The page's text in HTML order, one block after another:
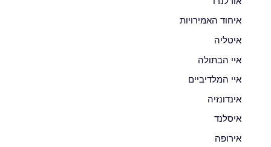
איחוד האמירויות
איטליה
איי הבתולה
איי המלדיביים
אינדונזיה
איסלנד
אירופה